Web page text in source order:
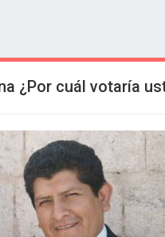
¿Por cuál votaría